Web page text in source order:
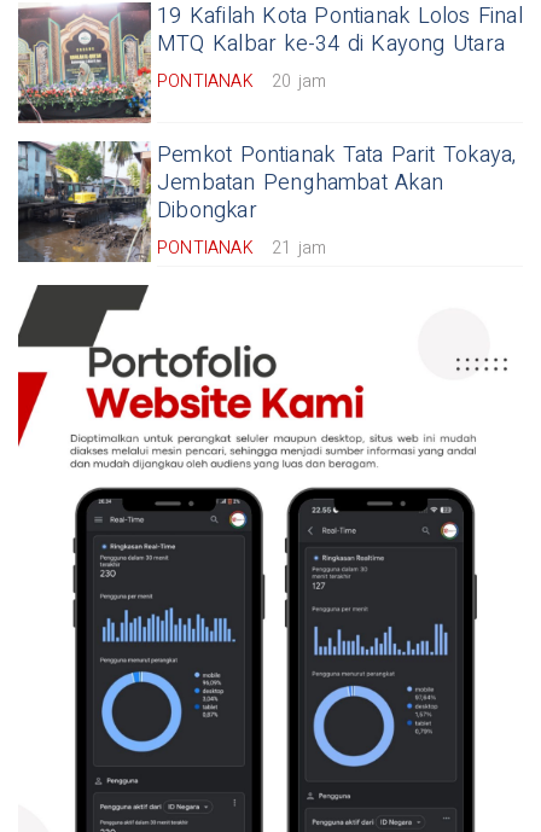
19 Kafilah Kota Pontianak Lolos Final
MTQ Kalbar ke-34 di Kayong Utara
PONTIANAK 20 jam
Pemkot Pontianak Tata Parit Tokaya,
Jembatan Penghambat Akan
Dibongkar
PONTIANAK 21 jam